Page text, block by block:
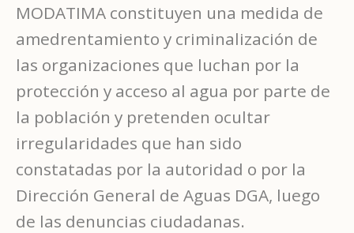
MODATIMA constituyen una medida de
amedrentamiento y criminalización de
las organizaciones que luchan por la
protección y acceso al agua por parte de
la población y pretenden ocultar
irregularidades que han sido
constatadas por la autoridad o por la
Dirección General de Aguas DGA, luego
de las denuncias ciudadanas.